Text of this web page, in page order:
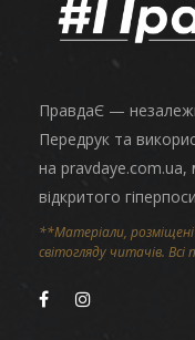
ПравдаЄ —
Передрук та
на pravdaye.com.ua,
відкритого
**Матеріали,
світогляду читачів. Всі